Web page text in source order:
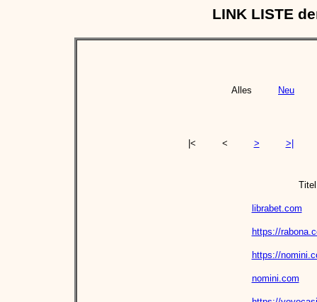
LINK LISTE
Alles Neu
|< < > >|
Titel
librabet.com
https://
https://
nomini.com